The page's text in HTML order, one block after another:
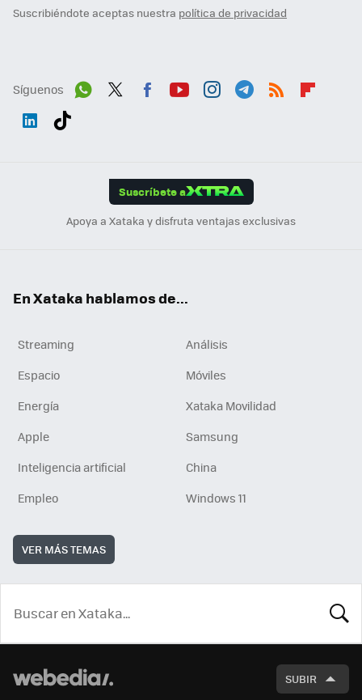
Suscribiéndote aceptas nuestra política de privacidad
Síguenos
Suscríbete a
Apoya a Xataka y disfruta ventajas exclusivas
En Xataka hablamos de...
Streaming
Análisis
Espacio
Móviles
Energía
Xataka Movilidad
Apple
Samsung
Inteligencia artificial
China
Empleo
Windows 11
VER MÁS TEMAS
SUBIR